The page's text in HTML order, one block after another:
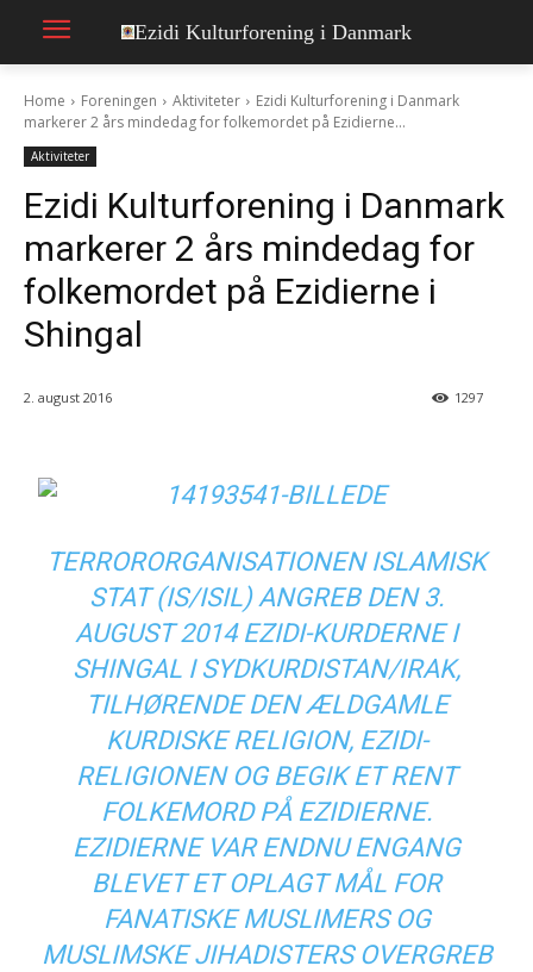
Ezidi Kulturforening i Danmark
Home Foreningen Aktiviteter
Ezidi Kulturforening i Danmark
markerer 2 års mindedag for folkemordet på Ezidierne...
Aktiviteter
Ezidi Kulturforening i Danmark
markerer 2 års mindedag for
folkemordet på Ezidierne i
Shingal
2. august 2016 1297
TERRORORGANISATIONEN ISLAMISK
STAT (IS/ISIL) ANGREB DEN 3.
AUGUST 2014 EZIDI-KURDERNE I
SHINGAL I SYDKURDISTAN/IRAK,
TILHØRENDE DEN ÆLDGAMLE
KURDISKE RELIGION, EZIDI-
RELIGIONEN OG BEGIK ET RENT
FOLKEMORD PÅ EZIDIERNE.
EZIDIERNE VAR ENDNU ENGANG
BLEVET ET OPLAGT MÅL FOR
FANATISKE MUSLIMERS OG
MUSLIMSKE JIHADISTERS OVERGREB